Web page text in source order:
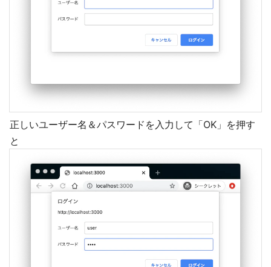
正しいユーザー名＆パスワードを入力して「OK」を押す
と